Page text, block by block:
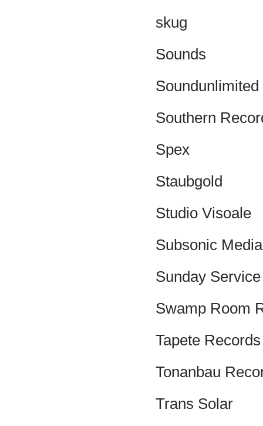
skug
Sounds
Soundunlimited
Southern
Spex
Staubgold
Studio Visoale
Subsonic Media
Sunday Service
Swamp Room
Tapete Records
Tonanbau
Trans Solar